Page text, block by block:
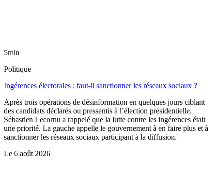
5min
Politique
Ingérences électorales : faut-il sanctionner les réseaux sociaux ?
Après trois opérations de désinformation en quelques jours ciblant
des candidats déclarés ou pressentis à l’élection présidentielle,
Sébastien Lecornu a rappelé que la lutte contre les ingérences était
une priorité. La gauche appelle le gouvernement à en faire plus et à
sanctionner les réseaux sociaux participant à la diffusion.
Le 6 août 2026